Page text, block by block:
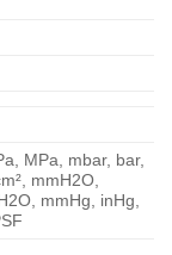
MPa, mbar, bar,
mmH2O,
mmHg, inHg,